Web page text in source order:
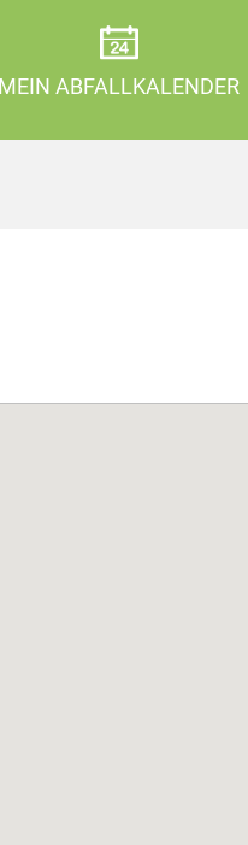
MEIN ABFALLKALENDER